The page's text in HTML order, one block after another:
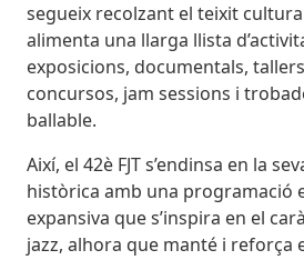
segueix recolzant el teixit
alimenta una llarga llista
exposicions, documentals,
concursos, jam sessions i
ballable.
Així, el 42è FJT s’endinsa en la
històrica amb una programació
expansiva que s’inspira en el
jazz, alhora que manté i reforça